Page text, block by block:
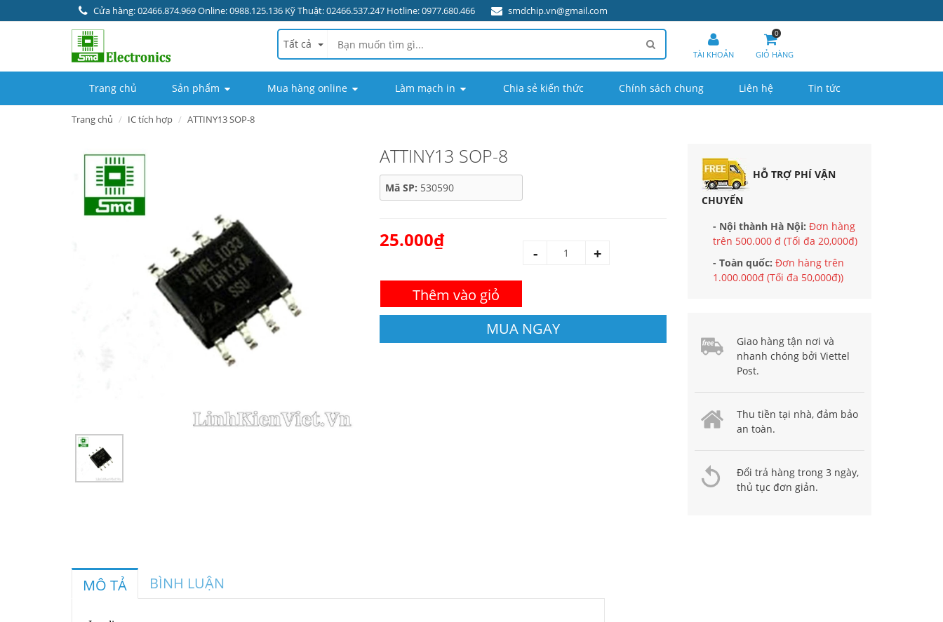
Cửa hàng: 02466.874.969 Online: 0988.125.136 Kỹ Thuật: 02466.537.247 Hotline: 0977.680.466 smdchip.vn@gmail.com
Tất cả
TÀI KHOẢN
0
GIỎ HÀNG
Trang chủ Sản phẩm Mua hàng online Làm mạch in Chia sẻ kiến thức Chính sách chung Liên hệ Tin tức
Trang chủ IC tích hợp ATTINY13 SOP-8
ATTINY13 SOP-8
Mã SP: 530590
25.000₫
- +
Thêm vào giỏ
MUA NGAY
HỖ TRỢ PHÍ VẬN
CHUYỂN
- Nội thành Hà Nội: Đơn hàng
trên 500.000 đ (Tối đa 20,000đ)
- Toàn quốc: Đơn hàng trên
1.000.000đ (Tối đa 50,000đ))
Giao hàng tận nơi và
nhanh chóng bởi Viettel
Post.
Thu tiền tại nhà, đảm bảo
an toàn.
Đổi trả hàng trong 3 ngày,
thủ tục đơn giản.
MÔ TẢ BÌNH LUẬN